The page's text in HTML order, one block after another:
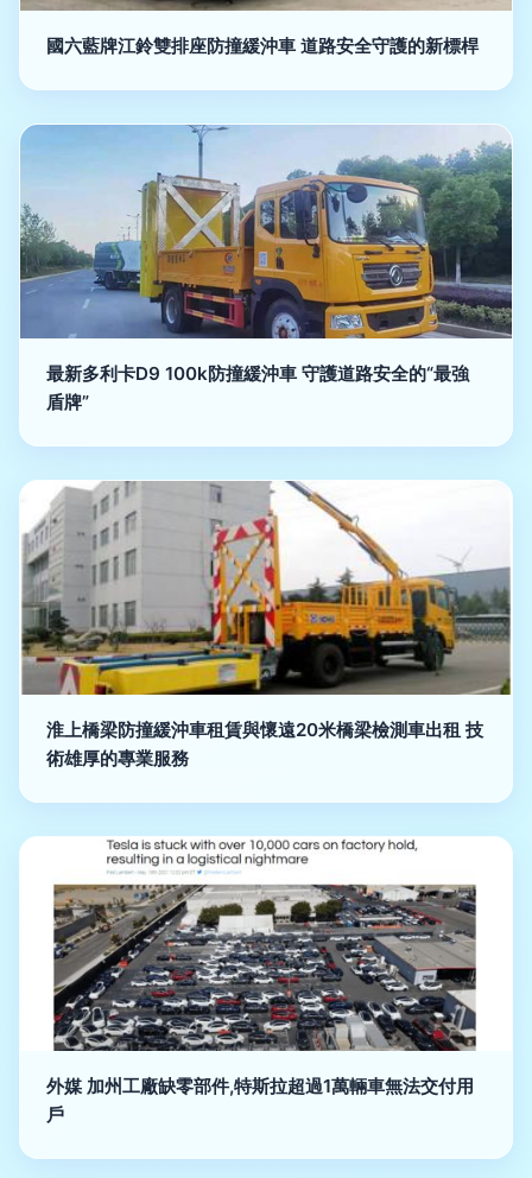
國六藍牌江鈴雙排座防撞緩沖車 道路安全守護的新標桿
最新多利卡D9 100k防撞緩沖車 守護道路安全的“最強
盾牌”
淮上橋梁防撞緩沖車租賃與懷遠20米橋梁檢測車出租 技
術雄厚的專業服務
外媒 加州工廠缺零部件,特斯拉超過1萬輛車無法交付用
戶